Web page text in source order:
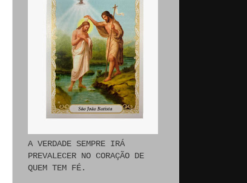
A VERDADE SEMPRE IRÁ
PREVALECER NO CORAÇÃO DE
QUEM TEM FÉ.